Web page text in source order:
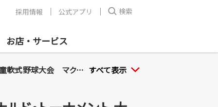
お店・サービス
採用情報 公式アプリ 検索
クドナルド・トーナメント すべて表示